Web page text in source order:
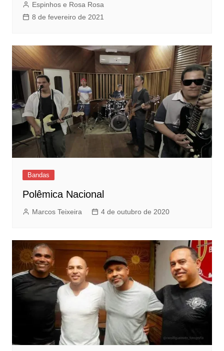
Espinhos e Rosa Rosa
8 de fevereiro de 2021
Bandas
Polêmica Nacional
Marcos Teixeira 4 de outubro de 2020